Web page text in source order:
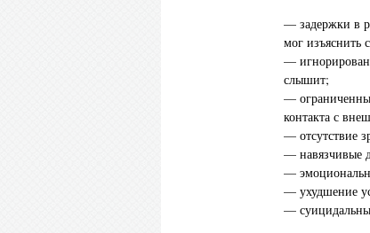
— задержки в
мог изъяснить
—
слышит;
—
контакта с
— отсутствие
— навязчивые
—
— ухудшение
—